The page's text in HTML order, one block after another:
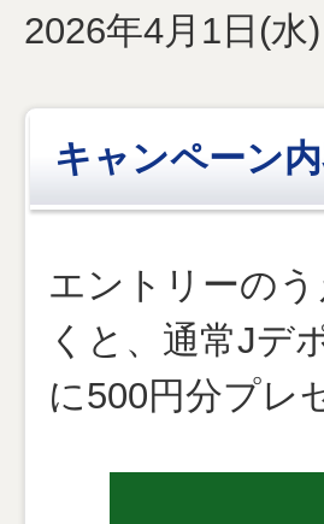
企業情報
法人・加盟店の
2026年4月1日(水
キャンペーン
エントリーの
くと、通常Jデ
に500円分プレ